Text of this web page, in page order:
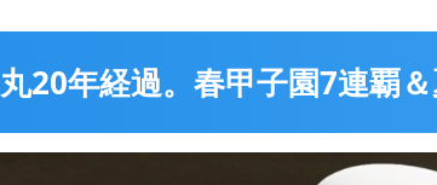
20年経過。春甲子園7連覇